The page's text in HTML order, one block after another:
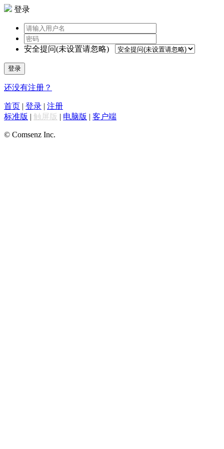
登录
安全提问(未设置请忽略)
登录
还没有注册？
首页 | 登录 | 注册
标准版 | 触屏版 | 电脑版 | 客户端
© Comsenz Inc.